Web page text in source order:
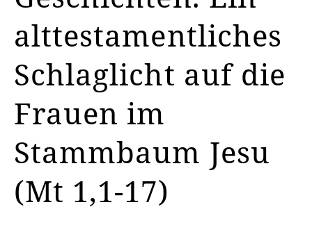
alttestamentliches
Schlaglicht auf die
Frauen im
Stammbaum Jesu
(Mt 1,1-17)